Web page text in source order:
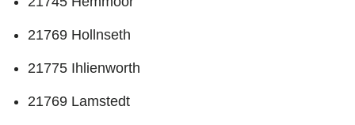
21769 Hollnseth
21775 Ihlienworth
21769 Lamstedt